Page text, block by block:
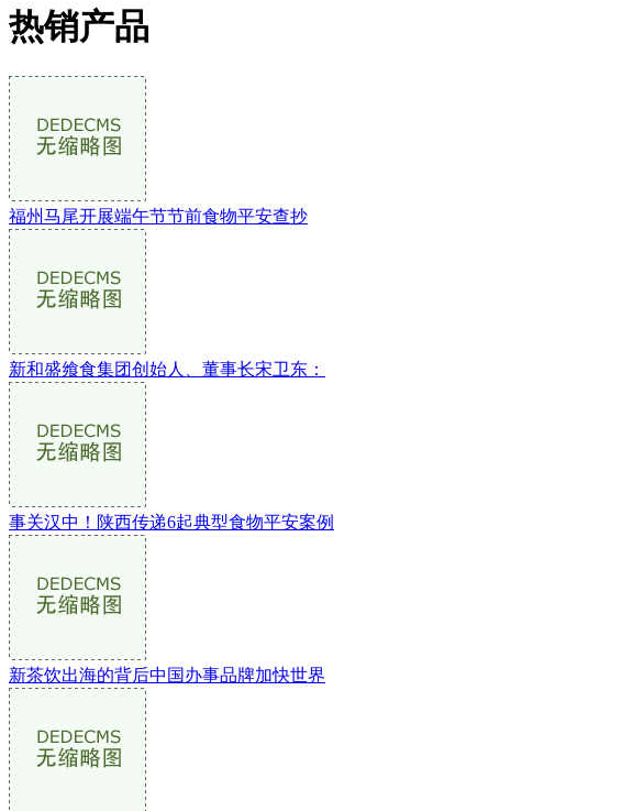
热销产品
福州马尾开展端午节节前食物平安查抄
新和盛飨食集团创始人、董事长宋卫东：
事关汉中！陕西传递6起典型食物平安案例
新茶饮出海的背后中国办事品牌加快世界